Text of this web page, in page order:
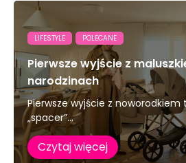
LIFESTYLE POLECANE
Pierwsze wyjście z
narodzinach
Pierwsze wyjście z noworodkiem
„spacer”...
Czytaj więcej